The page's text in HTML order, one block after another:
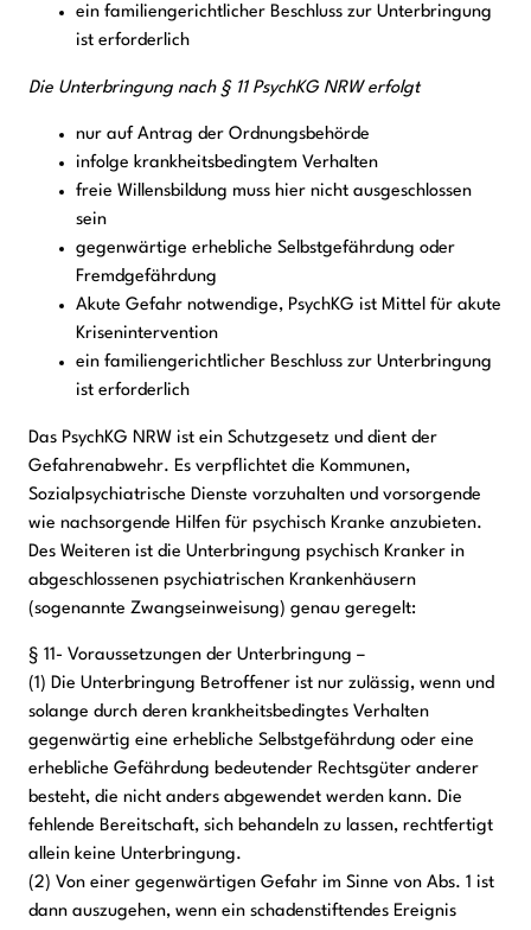
ein familiengerichtlicher Beschluss zur Unterbringung
ist erforderlich
Die Unterbringung nach § 11 PsychKG NRW erfolgt
nur auf Antrag der Ordnungsbehörde
infolge krankheitsbedingtem Verhalten
freie Willensbildung muss hier nicht ausgeschlossen
sein
gegenwärtige erhebliche Selbstgefährdung oder
Fremdgefährdung
Akute Gefahr notwendige, PsychKG ist Mittel für akute
Krisenintervention
ein familiengerichtlicher Beschluss zur Unterbringung
ist erforderlich
Das PsychKG NRW ist ein Schutzgesetz und dient der
Gefahrenabwehr. Es verpflichtet die Kommunen,
Sozialpsychiatrische Dienste vorzuhalten und vorsorgende
wie nachsorgende Hilfen für psychisch Kranke anzubieten.
Des Weiteren ist die Unterbringung psychisch Kranker in
abgeschlossenen psychiatrischen Krankenhäusern
(sogenannte Zwangseinweisung) genau geregelt:
§ 11- Voraussetzungen der Unterbringung –
(1) Die Unterbringung Betroffener ist nur zulässig, wenn und
solange durch deren krankheitsbedingtes Verhalten
gegenwärtig eine erhebliche Selbstgefährdung oder eine
erhebliche Gefährdung bedeutender Rechtsgüter anderer
besteht, die nicht anders abgewendet werden kann. Die
fehlende Bereitschaft, sich behandeln zu lassen, rechtfertigt
allein keine Unterbringung.
(2) Von einer gegenwärtigen Gefahr im Sinne von Abs. 1 ist
dann auszugehen, wenn ein schadenstiftendes Ereignis